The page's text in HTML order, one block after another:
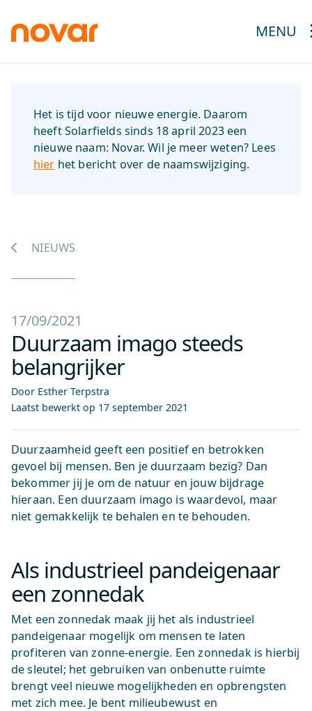
MENU
Het is tijd voor nieuwe energie. Daarom
heeft Solarfields sinds 18 april 2023 een
nieuwe naam: Novar. Wil je meer weten? Lees
hier het bericht over de naamswijziging.
NIEUWS
17/09/2021
Duurzaam imago steeds
belangrijker
Door Esther Terpstra
Laatst bewerkt op 17 september 2021
Duurzaamheid geeft een positief en betrokken
gevoel bij mensen. Ben je duurzaam bezig? Dan
bekommer jij je om de natuur en jouw bijdrage
hieraan. Een duurzaam imago is waardevol, maar
niet gemakkelijk te behalen en te behouden.
Als industrieel pandeigenaar
een zonnedak
Met een zonnedak maak jij het als industrieel
pandeigenaar mogelijk om mensen te laten
profiteren van zonne-energie. Een zonnedak is hierbij
de sleutel; het gebruiken van onbenutte ruimte
brengt veel nieuwe mogelijkheden en opbrengsten
met zich mee. Je bent milieubewust en